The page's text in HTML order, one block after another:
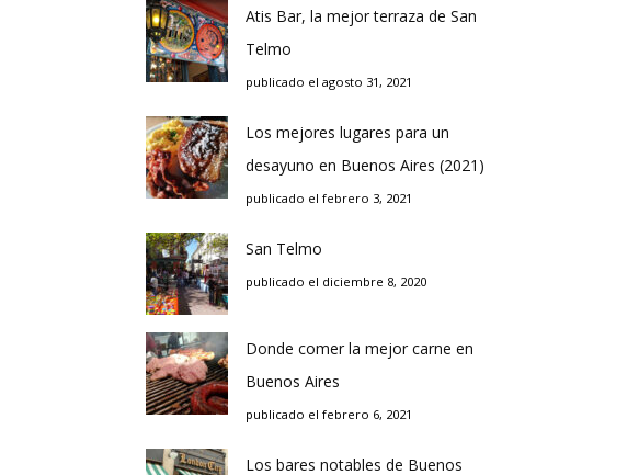
Atis Bar, la mejor terraza de San
Telmo
publicado el agosto 31, 2021
Los mejores lugares para un
desayuno en Buenos Aires (2021)
publicado el febrero 3, 2021
San Telmo
publicado el diciembre 8, 2020
Donde comer la mejor carne en
Buenos Aires
publicado el febrero 6, 2021
Los bares notables de Buenos